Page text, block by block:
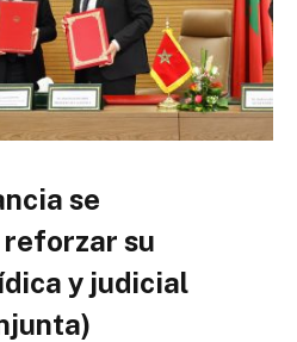
se
su
y judicial